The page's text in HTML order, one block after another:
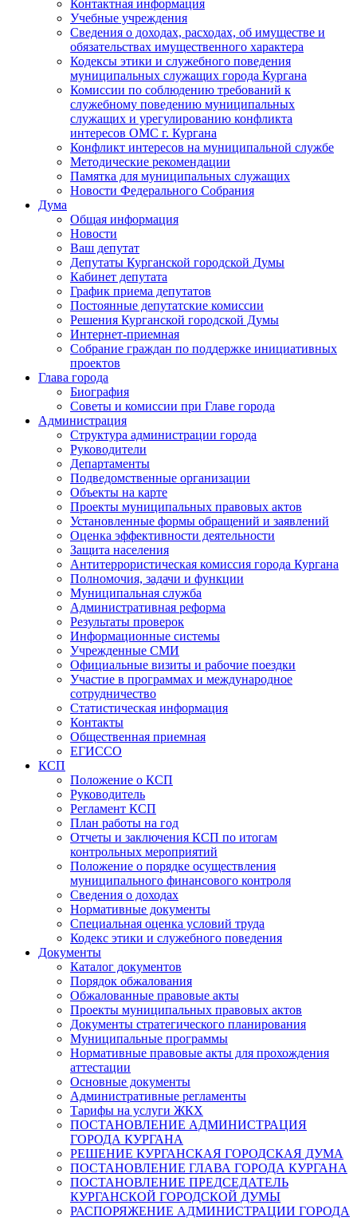
Контактная информация
Учебные учреждения
Сведения о доходах, расходах, об имуществе и
обязательствах имущественного характера
Кодексы этики и служебного поведения
муниципальных служащих города Кургана
Комиссии по соблюдению требований к
служебному поведению муниципальных
служащих и урегулированию конфликта
интересов ОМС г. Кургана
Конфликт интересов на муниципальной службе
Методические рекомендации
Памятка для муниципальных служащих
Новости Федерального Cобрания
Дума
Общая информация
Новости
Ваш депутат
Депутаты Курганской городской Думы
Кабинет депутата
График приема депутатов
Постоянные депутатские комиссии
Решения Курганской городской Думы
Интернет-приемная
Собрание граждан по поддержке инициативных
проектов
Глава города
Биография
Советы и комиссии при Главе города
Администрация
Структура администрации города
Руководители
Департаменты
Подведомственные организации
Объекты на карте
Проекты муниципальных правовых актов
Установленные формы обращений и заявлений
Оценка эффективности деятельности
Защита населения
Антитеррористическая комиссия города Кургана
Полномочия, задачи и функции
Муниципальная служба
Административная реформа
Результаты проверок
Информационные системы
Учрежденные СМИ
Официальные визиты и рабочие поездки
Участие в программах и международное
сотрудничество
Статистическая информация
Контакты
Общественная приемная
ЕГИССО
КСП
Положение о КСП
Руководитель
Регламент КСП
План работы на год
Отчеты и заключения КСП по итогам
контрольных мероприятий
Положение о порядке осуществления
муниципального финансового контроля
Сведения о доходах
Нормативные документы
Специальная оценка условий труда
Кодекс этики и служебного поведения
Документы
Каталог документов
Порядок обжалования
Обжалованные правовые акты
Проекты муниципальных правовых актов
Документы стратегического планирования
Муниципальные программы
Нормативные правовые акты для прохождения
аттестации
Основные документы
Административные регламенты
Тарифы на услуги ЖКХ
ПОСТАНОВЛЕНИЕ АДМИНИСТРАЦИЯ
ГОРОДА КУРГАНА
РЕШЕНИЕ КУРГАНСКАЯ ГОРОДСКАЯ ДУМА
ПОСТАНОВЛЕНИЕ ГЛАВА ГОРОДА КУРГАНА
ПОСТАНОВЛЕНИЕ ПРЕДСЕДАТЕЛЬ
КУРГАНСКОЙ ГОРОДСКОЙ ДУМЫ
РАСПОРЯЖЕНИЕ АДМИНИСТРАЦИИ ГОРОДА